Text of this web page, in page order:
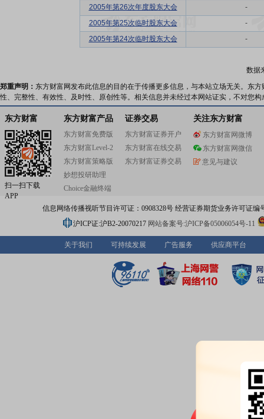
2005年第26次年度股东大会
-
2005年第25次临时股东大会
-
2005年第24次临时股东大会
-
数据
郑重声明： 东方财富网发布此信息的目的在于传播更多信息，与本站立场无关。东
性、完整性、有效性、及时性、原创性等。相关信息并未经过本网站证实，不对您
东方财富
扫一扫下载
APP
东方财富产品
东方财富免费版
东方财富Level-2
东方财富策略版
妙想投研助理
Choice金融终端
证券交易
东方财富证券开户
东方财富在线交易
东方财富证券交易
关注东方财富
东方财富网微博
东方财富网微信
意见与建议
信息网络传播视听节目许可证：0908328号 经营证券期货业务许可证编
沪ICP证:沪B2-20070217 网站备案号:沪ICP备05006054号-11
关于我们 可持续发展 广告服务 供应商平台